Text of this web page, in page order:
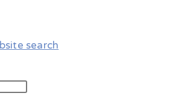
search